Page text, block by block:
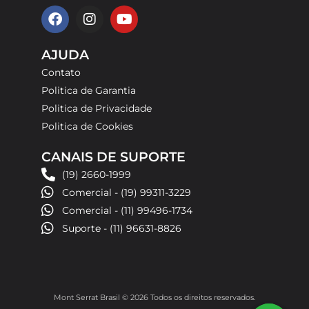
D 14 cm
Profundidade Mínima de Instalação
50 cm
Peso
Luva
ABS
4 Requer uso de cola de PVC
Spas e ofurôs
F
a
e
b
o
o
k
I
n
r
a
m
Y
o
e
AJUDA
Contato
Politica de Garantia
Politica de Privacidade
Politica de Cookies
CANAIS DE SUPORTE
(19) 2660-1999
Comercial - (19) 99311-3229
Comercial - (11) 99496-1734
Suporte - (11) 96631-8826
Mont Serrat Brasil © 2026 Todos os direitos reservados.